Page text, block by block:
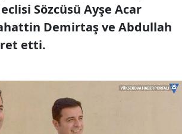
Sözcüsü Ayşe Acar
Demirtaş ve Abdullah
etti.